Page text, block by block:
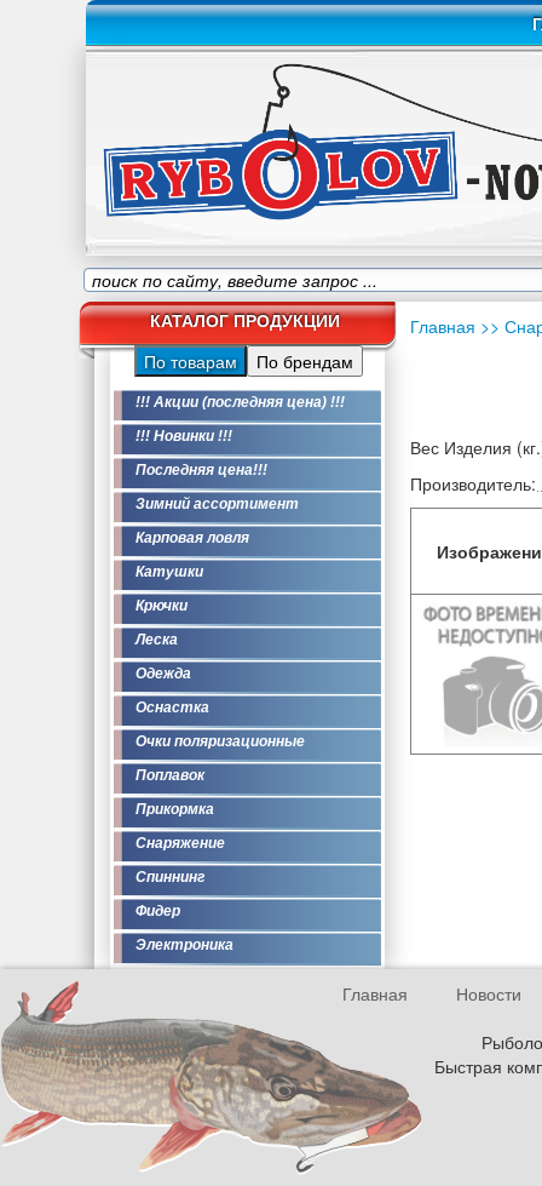
КАТАЛОГ ПРОДУКЦИИ
По товарам По брендам
!!! Акции (последняя цена) !!!
!!! Новинки !!!
Последняя цена!!!
Зимний ассортимент
Карповая ловля
Катушки
Крючки
Леска
Одежда
Оснастка
Очки поляризационные
Поплавок
Прикормка
Снаряжение
Спиннинг
Фидер
Электроника
Главная >>
Вес Изделия
Производитель:
Главная
Новости
Быстрая